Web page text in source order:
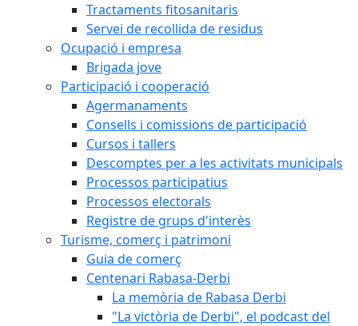
Tractaments fitosanitaris
Servei de recollida de residus
Ocupació i empresa
Brigada jove
Participació i cooperació
Agermanaments
Consells i comissions de participació
Cursos i tallers
Descomptes per a les activitats municipals
Processos participatius
Processos electorals
Registre de grups d'interès
Turisme, comerç i patrimoni
Guia de comerç
Centenari Rabasa-Derbi
La memòria de Rabasa Derbi
"La victòria de Derbi", el podcast del